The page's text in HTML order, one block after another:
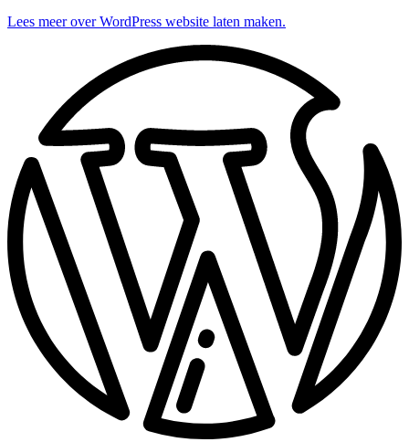
Lees meer over WordPress website laten maken.